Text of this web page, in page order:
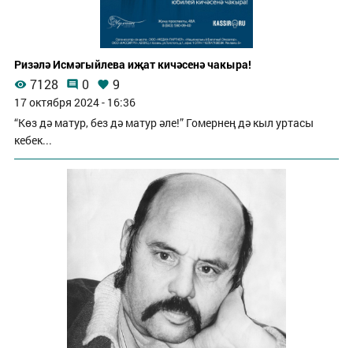
Ризәлә Исмәгыйлева иҗат кичәсенә чакыра!
7128 0 9
17 октября 2024 - 16:36
“Көз дә матур, без дә матур әле!” Гомернең дә кыл уртасы
кебек...